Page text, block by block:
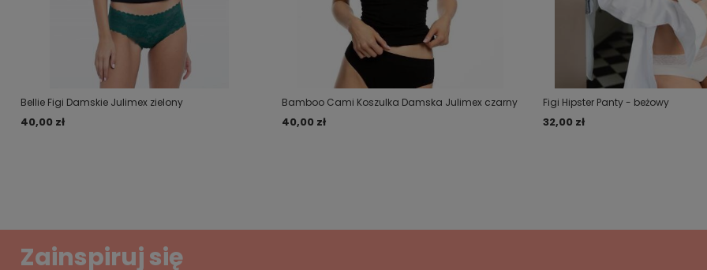
Bellie Figi Damskie Julimex zielony
40,00 zł
Bamboo Cami Koszulka Damska Julimex czarny
40,00 zł
Figi Hipster Panty - beżowy
32,00 zł
Zainspiruj się